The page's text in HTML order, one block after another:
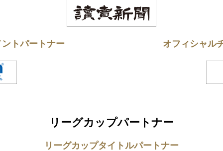
トパートナー オフィシャル
リーグカップパートナー
リーグカップタイトルパートナー